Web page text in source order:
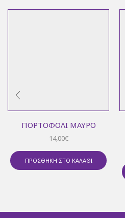
ΠΟΡΤΟΦΌΛΙ ΜΑΎΡΟ
14,00€
ΠΡΟΣΘΉΚΗ ΣΤΟ ΚΑΛΆΘΙ